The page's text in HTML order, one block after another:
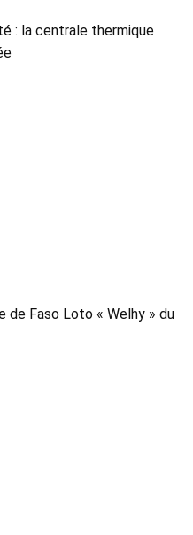
: la centrale thermique
de Faso Loto « Welhy » du